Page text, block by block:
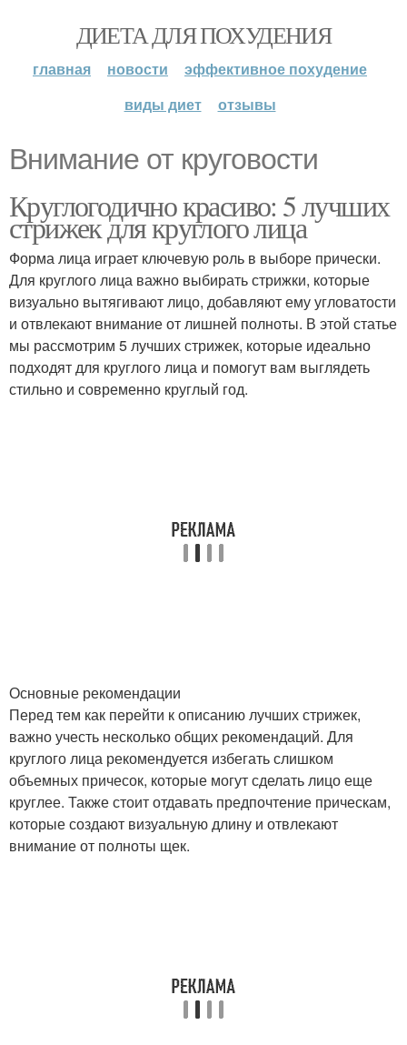
ДИЕТА ДЛЯ ПОХУДЕНИЯ
главная новости
эффективное похудение
виды диет
отзывы
Внимание от круговости
Круглогодично красиво: 5 лучших
стрижек для круглого лица
Форма лица играет ключевую роль в выборе прически.
Для круглого лица важно выбирать стрижки, которые
визуально вытягивают лицо, добавляют ему угловатости
и отвлекают внимание от лишней полноты. В этой статье
мы рассмотрим 5 лучших стрижек, которые идеально
подходят для круглого лица и помогут вам выглядеть
стильно и современно круглый год.
Основные рекомендации
Перед тем как перейти к описанию лучших стрижек,
важно учесть несколько общих рекомендаций. Для
круглого лица рекомендуется избегать слишком
объемных причесок, которые могут сделать лицо еще
круглее. Также стоит отдавать предпочтение прическам,
которые создают визуальную длину и отвлекают
внимание от полноты щек.